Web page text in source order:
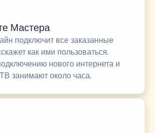
Мастера
подключит все заказанные
как ими пользоваться.
нового интернета и
занимают около часа.